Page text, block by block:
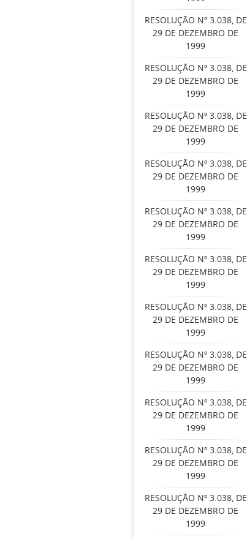
RESOLUÇÃO Nº 3.038, DE
29 DE DEZEMBRO DE
1999
RESOLUÇÃO Nº 3.038, DE
29 DE DEZEMBRO DE
1999
RESOLUÇÃO Nº 3.038, DE
29 DE DEZEMBRO DE
1999
RESOLUÇÃO Nº 3.038, DE
29 DE DEZEMBRO DE
1999
RESOLUÇÃO Nº 3.038, DE
29 DE DEZEMBRO DE
1999
RESOLUÇÃO Nº 3.038, DE
29 DE DEZEMBRO DE
1999
RESOLUÇÃO Nº 3.038, DE
29 DE DEZEMBRO DE
1999
RESOLUÇÃO Nº 3.038, DE
29 DE DEZEMBRO DE
1999
RESOLUÇÃO Nº 3.038, DE
29 DE DEZEMBRO DE
1999
RESOLUÇÃO Nº 3.038, DE
29 DE DEZEMBRO DE
1999
RESOLUÇÃO Nº 3.038, DE
29 DE DEZEMBRO DE
1999